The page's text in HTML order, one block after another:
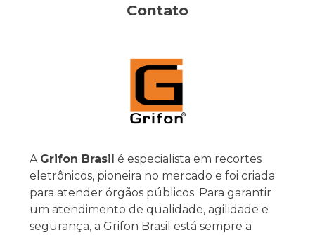
Contato
A Grifon Brasil é especialista em recortes
eletrônicos, pioneira no mercado e foi criada
para atender órgãos públicos. Para garantir
um atendimento de qualidade, agilidade e
segurança, a Grifon Brasil está sempre a